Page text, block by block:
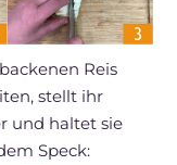
Reis
stellt ihr
und haltet sie
Speck: